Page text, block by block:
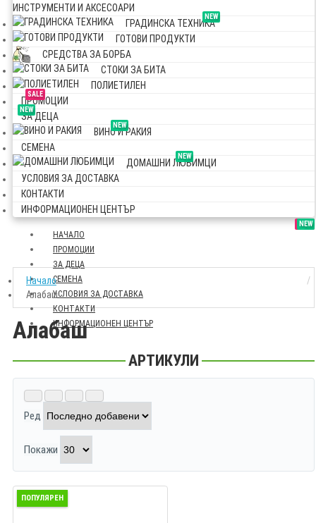
ИНСТРУМЕНТИ И АКСЕСОАРИ
NEW
ГРАДИНСКА ТЕХНИКА
ГОТОВИ ПРОДУКТИ
СРЕДСТВА ЗА БОРБА
СТОКИ ЗА БИТА
ПОЛИЕТИЛЕН
SALE
ПРОМОЦИИ
NEW
ЗА ДЕЦА
NEW
ВИНО И РАКИЯ
СЕМЕНА
NEW
ДОМАШНИ ЛЮБИМЦИ
УСЛОВИЯ ЗА ДОСТАВКА
КОНТАКТИ
ИНФОРМАЦИОНЕН ЦЕНТЪР
НАЧАЛО
SALE
ПРОМОЦИИ
NEW
ЗА ДЕЦА
СЕМЕНА
УСЛОВИЯ ЗА ДОСТАВКА
КОНТАКТИ
ИНФОРМАЦИОНЕН ЦЕНТЪР
Начало
Алабаш
Алабаш
АРТИКУЛИ
Ред
Покажи
ПОПУЛЯРЕН